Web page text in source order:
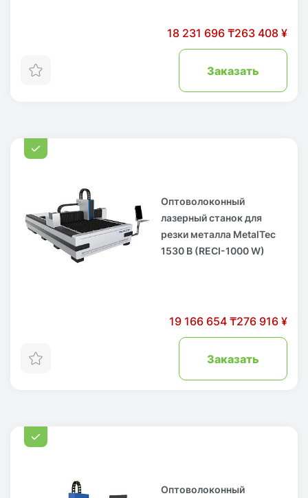
18 231 696 ₸263 408 ¥
Заказать
Оптоволоконный
лазерный станок для
резки металла MetalTec
1530 B (RECI-1000 W)
19 166 654 ₸276 916 ¥
Заказать
Оптоволоконный